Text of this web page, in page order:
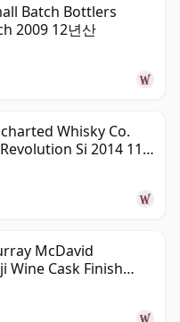
Batch Bottlers
2009 12년산
Whisky Co.
Si 2014 11
McDavid
Wine Cask Finish